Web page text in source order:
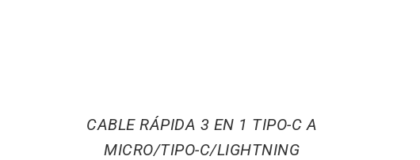
CABLE RÁPIDA 3 EN 1 TIPO-C A
MICRO/TIPO-C/LIGHTNING